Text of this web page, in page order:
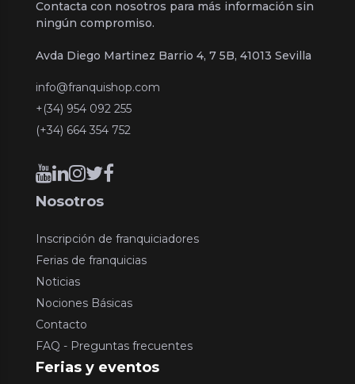
Contacta con nosotros para más información sin
ningún compromiso.
Avda Diego Martinez Barrio 4, 7 5B, 41013 Sevilla
info@franquishop.com
+(34) 954 092 255
(+34) 664 354 752
Nosotros
Inscripción de franquiciadores
Ferias de franquicias
Noticias
Nociones Básicas
Contacto
FAQ - Preguntas frecuentes
Ferias y eventos